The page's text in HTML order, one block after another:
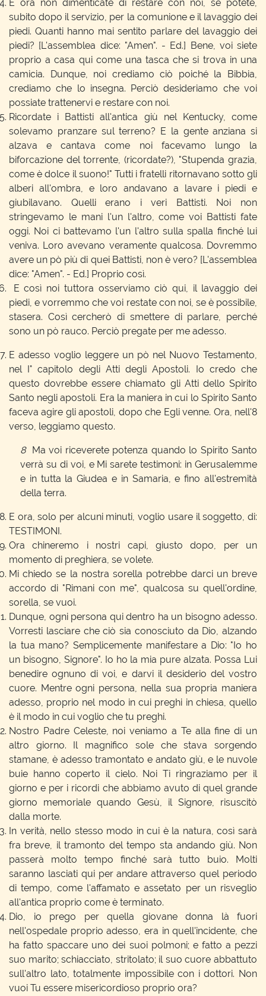
E ora non dimenticate di restare con noi, se potete,
subito dopo il servizio, per la comunione e il lavaggio dei
piedi. Quanti hanno mai sentito parlare del lavaggio dei
piedi? [L'assemblea dice: "Amen". - Ed.] Bene, voi siete
proprio a casa qui come una tasca che si trova in una
camicia. Dunque, noi crediamo ciò poiché la Bibbia,
crediamo che lo insegna. Perciò desideriamo che voi
possiate trattenervi e restare con noi.
Ricordate i Battisti all'antica giù nel Kentucky, come
solevamo pranzare sul terreno? E la gente anziana si
alzava e cantava come noi facevamo lungo la
biforcazione del torrente, (ricordate?), "Stupenda grazia,
come è dolce il suono!" Tutti i fratelli ritornavano sotto gli
alberi all'ombra, e loro andavano a lavare i piedi e
giubilavano. Quelli erano i veri Battisti. Noi non
stringevamo le mani l'un l'altro, come voi Battisti fate
oggi. Noi ci battevamo l'un l'altro sulla spalla finché lui
veniva. Loro avevano veramente qualcosa. Dovremmo
avere un pò più di quei Battisti, non è vero? [L'assemblea
dice: "Amen". - Ed.] Proprio così.
E così noi tuttora osserviamo ciò qui, il lavaggio dei
piedi, e vorremmo che voi restate con noi, se è possibile,
stasera. Così cercherò di smettere di parlare, perché
sono un pò rauco. Perciò pregate per me adesso.
E adesso voglio leggere un pò nel Nuovo Testamento,
nel I° capitolo degli Atti degli Apostoli. Io credo che
questo dovrebbe essere chiamato gli Atti dello Spirito
Santo negli apostoli. Era la maniera in cui lo Spirito Santo
faceva agire gli apostoli, dopo che Egli venne. Ora, nell'8
verso, leggiamo questo.
8 Ma voi riceverete potenza quando lo Spirito Santo
verrà su di voi, e Mi sarete testimoni: in Gerusalemme
e in tutta la Giudea e in Samaria, e fino all'estremità
della terra.
E ora, solo per alcuni minuti, voglio usare il soggetto, di:
TESTIMONI.
Ora chineremo i nostri capi, giusto dopo, per un
momento di preghiera, se volete.
Mi chiedo se la nostra sorella potrebbe darci un breve
accordo di "Rimani con me", qualcosa su quell'ordine,
sorella, se vuoi.
Dunque, ogni persona qui dentro ha un bisogno adesso.
Vorresti lasciare che ciò sia conosciuto da Dio, alzando
la tua mano? Semplicemente manifestare a Dio: "Io ho
un bisogno, Signore". Io ho la mia pure alzata. Possa Lui
benedire ognuno di voi, e darvi il desiderio del vostro
cuore. Mentre ogni persona, nella sua propria maniera
adesso, proprio nel modo in cui preghi in chiesa, quello
è il modo in cui voglio che tu preghi.
Nostro Padre Celeste, noi veniamo a Te alla fine di un
altro giorno. Il magnifico sole che stava sorgendo
stamane, è adesso tramontato e andato giù, e le nuvole
buie hanno coperto il cielo. Noi Ti ringraziamo per il
giorno e per i ricordi che abbiamo avuto di quel grande
giorno memoriale quando Gesù, il Signore, risuscitò
dalla morte.
In verità, nello stesso modo in cui è la natura, così sarà
fra breve, il tramonto del tempo sta andando giù. Non
passerà molto tempo finché sarà tutto buio. Molti
saranno lasciati qui per andare attraverso quel periodo
di tempo, come l'affamato e assetato per un risveglio
all'antica proprio come è terminato.
Dio, io prego per quella giovane donna là fuori
nell'ospedale proprio adesso, era in quell'incidente, che
ha fatto spaccare uno dei suoi polmoni; e fatto a pezzi
suo marito; schiacciato, stritolato; il suo cuore abbattuto
sull'altro lato, totalmente impossibile con i dottori. Non
vuoi Tu essere misericordioso proprio ora?